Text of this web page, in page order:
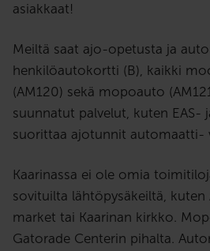
asiakkaat!
Meiltä saat ajo-opetusta ja
henkilöautokortti (B), kaikki
(AM120) sekä mopoauto
suunnatut palvelut, kuten EAS-
suorittaa ajotunnit automaatti-
Kaarinassa ei ole omia
sovituilta lähtöpysäkeiltä,
market tai Kaarinan kirkko.
Gatorade Centerin pihalta.